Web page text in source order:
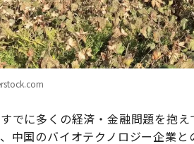
でに多くの経済・金融問題を抱
中国のバイオテクノロジー企業